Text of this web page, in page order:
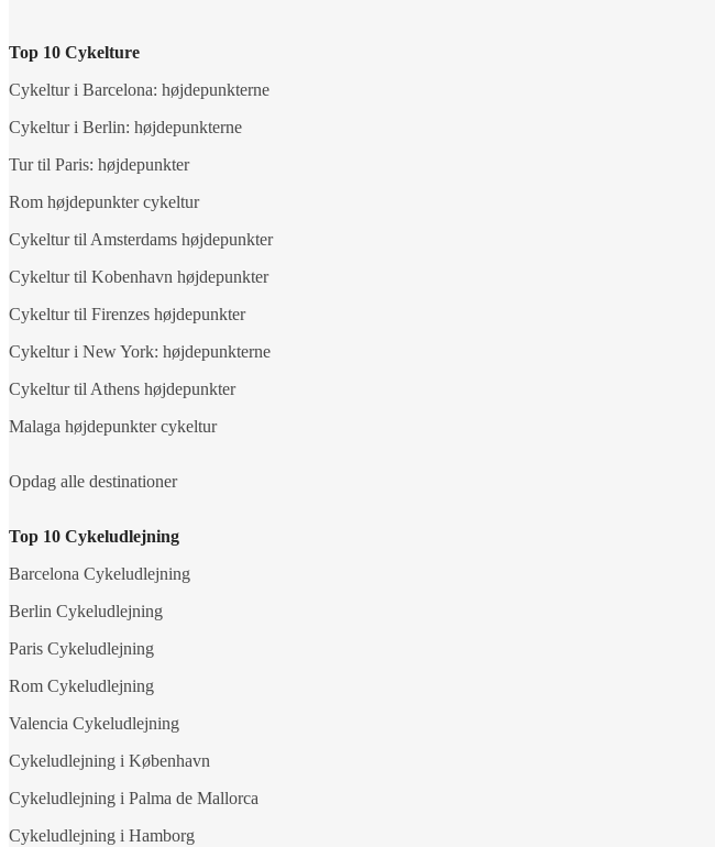
Top 10 Cykelture
Cykeltur i Barcelona: højdepunkterne
Cykeltur i Berlin: højdepunkterne
Tur til Paris: højdepunkter
Rom højdepunkter cykeltur
Cykeltur til Amsterdams højdepunkter
Cykeltur til Kobenhavn højdepunkter
Cykeltur til Firenzes højdepunkter
Cykeltur i New York: højdepunkterne
Cykeltur til Athens højdepunkter
Malaga højdepunkter cykeltur
Opdag alle destinationer
Top 10 Cykeludlejning
Barcelona Cykeludlejning
Berlin Cykeludlejning
Paris Cykeludlejning
Rom Cykeludlejning
Valencia Cykeludlejning
Cykeludlejning i København
Cykeludlejning i Palma de Mallorca
Cykeludlejning i Hamborg